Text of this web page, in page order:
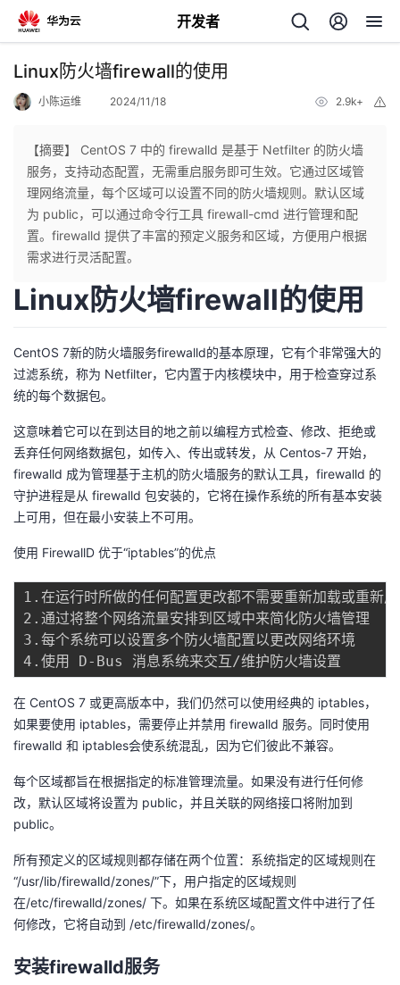
开发者
返
个
人
我
的
发
者
我
的
博
客
我
的
论
坛
我
的
圈
我
的
播
我
活
动
的
关
注
我
的
开
发
者
学
我
的
Programs
我
的
支
Linux防火墙firewall的使用
小陈运维 2024/11/18 2.9k+
【摘要】 CentOS 7 中的 firewalld 是基于 Netfilter 的防火墙
服务，支持动态配置，无需重启服务即可生效。它通过区域管
理网络流量，每个区域可以设置不同的防火墙规则。默认区域
为 public，可以通过命令行工具 firewall-cmd 进行管理和配
置。firewalld 提供了丰富的预定义服务和区域，方便用户根据
需求进行灵活配置。
Linux防火墙firewall的使用
CentOS 7新的防火墙服务firewalld的基本原理，它有个非常强大的
过滤系统，称为 Netfilter，它内置于内核模块中，用于检查穿过系
统的每个数据包。
这意味着它可以在到达目的地之前以编程方式检查、修改、拒绝或
丢弃任何网络数据包，如传入、传出或转发，从 Centos-7 开始，
firewalld 成为管理基于主机的防火墙服务的默认工具，firewalld 的
守护进程是从 firewalld 包安装的，它将在操作系统的所有基本安装
上可用，但在最小安装上不可用。
使用 FirewallD 优于“iptables”的优点
1.在运行时所做的任何配置更改都不需要重新加载或
2.通过将整个网络流量安排到区域中来简化防火墙管理
3.每个系统可以设置多个防火墙配置以更改网络环境
在 CentOS 7 或更高版本中，我们仍然可以使用经典的 iptables，
如果要使用 iptables，需要停止并禁用 firewalld 服务。同时使用
firewalld 和 iptables会使系统混乱，因为它们彼此不兼容。
每个区域都旨在根据指定的标准管理流量。如果没有进行任何修
改，默认区域将设置为 public，并且关联的网络接口将附加到
public。
所有预定义的区域规则都存储在两个位置：系统指定的区域规则在
“/usr/lib/firewalld/zones/”下，用户指定的区域规则
在/etc/firewalld/zones/ 下。如果在系统区域配置文件中进行了任
何修改，它将自动到 /etc/firewalld/zones/。
安装firewalld服务